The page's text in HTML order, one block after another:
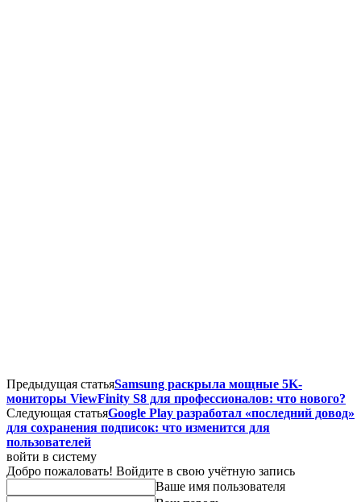
Предыдущая статьяSamsung раскрыла мощные 5K-
мониторы ViewFinity S8 для профессионалов: что нового?
Следующая статьяGoogle Play разработал «последний довод»
для сохранения подписок: что изменится для
пользователей
войти в систему
Добро пожаловать! Войдите в свою учётную запись
Ваше имя пользователя